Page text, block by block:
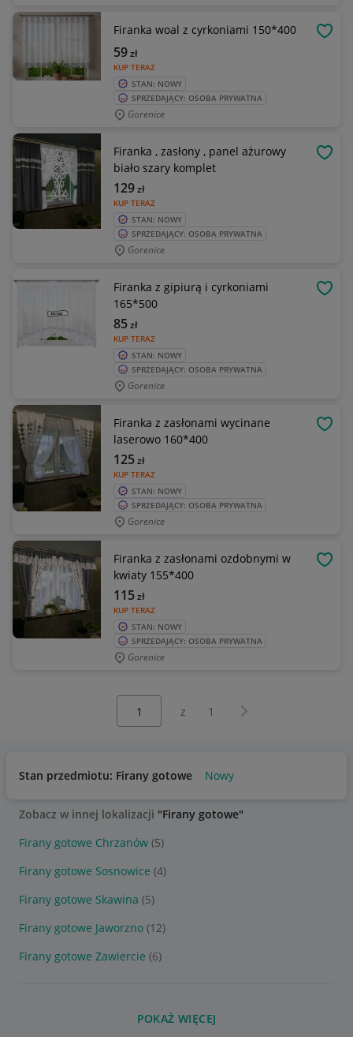
Firanka woal z cyrkoniami 150*400
KUP TERAZ
59zł
STAN: NOWY
SPRZEDAJĄCY: OSOBA PRYWATNA
Gorenice
Firanka , zasłony , panel ażurowy
biało szary komplet
KUP TERAZ
129zł
STAN: NOWY
SPRZEDAJĄCY: OSOBA PRYWATNA
Gorenice
Firanka z gipiurą i cyrkoniami
165*500
KUP TERAZ
85zł
STAN: NOWY
SPRZEDAJĄCY: OSOBA PRYWATNA
Gorenice
Firanka z zasłonami wycinane
laserowo 160*400
KUP TERAZ
125zł
STAN: NOWY
SPRZEDAJĄCY: OSOBA PRYWATNA
Gorenice
Firanka z zasłonami ozdobnymi w
kwiaty 155*400
KUP TERAZ
115zł
STAN: NOWY
SPRZEDAJĄCY: OSOBA PRYWATNA
Gorenice
z 1 Następna strona
Stan przedmiotu: Firany gotowe Nowy
Zobacz w innej lokalizacji "Firany gotowe"
Firany gotowe Chrzanów (5)
Firany gotowe Sosnowice (4)
Firany gotowe Skawina (5)
Firany gotowe Jaworzno (12)
Firany gotowe Zawiercie (6)
POKAŻ WIĘCEJ